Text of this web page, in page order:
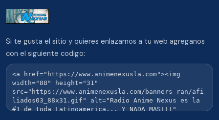
Si te gusta el sitio y quieres enlazarnos a tu web agreganos
con el siguiente codigo: